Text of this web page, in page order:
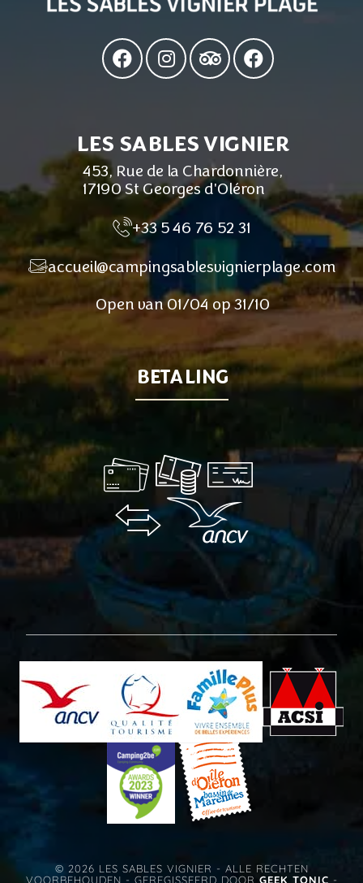
LES SABLES VIGNIER
453, Rue de la Chardonnière,
17190 St Georges d'Oléron
+33 5 46 76 52 31
accueil@campingsablesvignierplage.com
Open van 01/04 op 31/10
BETALING
© 2026 LES SABLES VIGNIER - ALLE RECHTEN
VOORBEHOUDEN - GEREGISSEERD DOOR GEEK TONIC -